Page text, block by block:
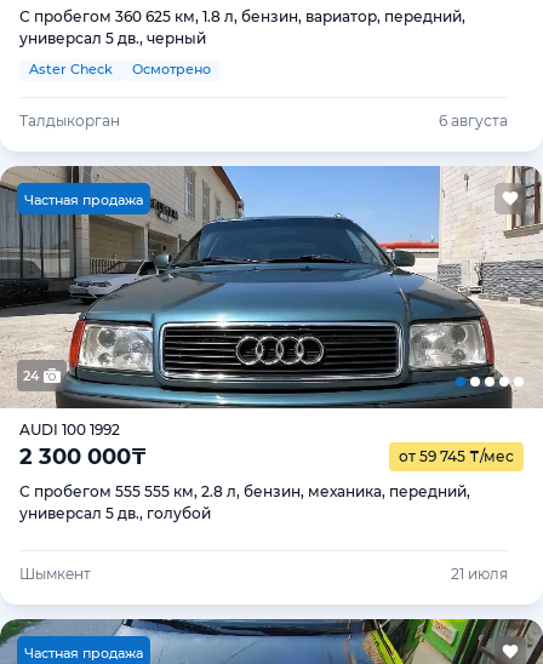
С пробегом 360 625 км, 1.8 л, бензин, вариатор, передний,
универсал 5 дв., черный
Aster Check Осмотрено
Талдыкорган 6 августа
Частная продажа
24
AUDI 100 1992
2 300 000₸ от 59 745 ₸/мес
С пробегом 555 555 км, 2.8 л, бензин, механика, передний,
универсал 5 дв., голубой
Шымкент 21 июля
Частная продажа